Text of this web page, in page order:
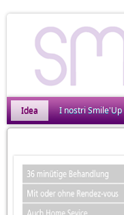
Idea I nostri Smile'Up